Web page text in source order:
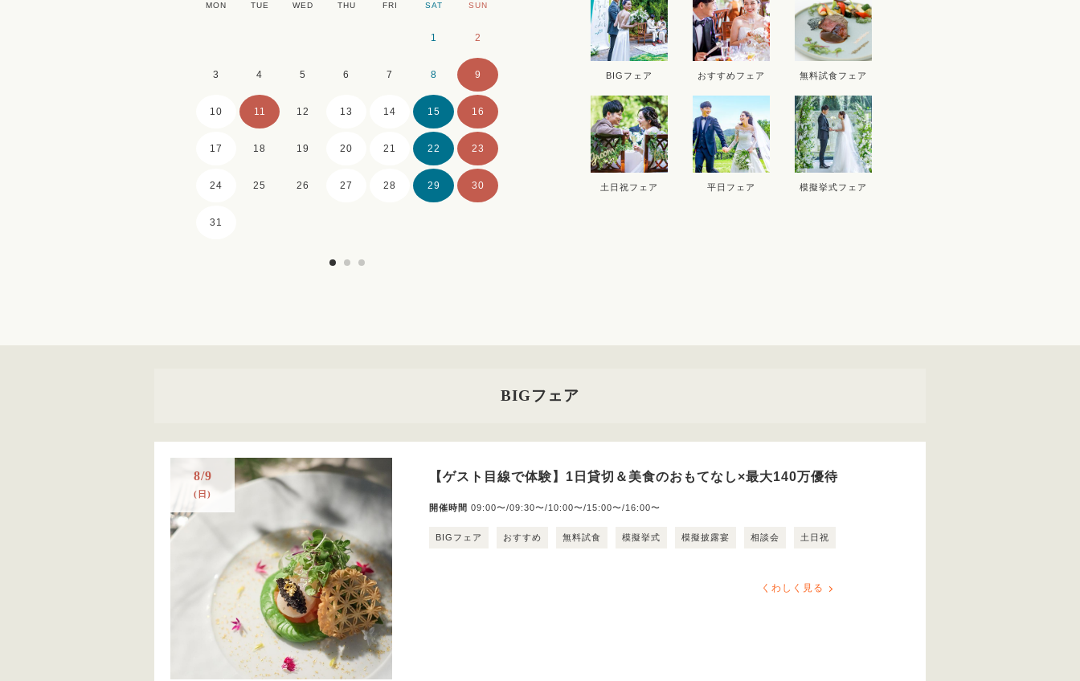
MON TUE WED THU FRI SAT SUN
1 2
3 4 5 6 7 8 9
10 11 12 13 14 15 16
17 18 19 20 21 22 23
24 25 26 27 28 29 30
31
MON TUE WED THU FRI SAT
1 2 3 5
7 9 10 11 12
14 15 16 17 18 19
21 22 23 24 25
28 30
BIGフェア おすすめフェア 無料試食フェア
土日祝フェア 平日フェア 模擬挙式フェア
BIGフェア
8/9
(日)
【ゲスト目線で体験】1日貸切＆美食のおもてなし×最大140万優待
開催時間 09:00〜/09:30〜/10:00〜/15:00〜/16:00〜
BIGフェア おすすめ 無料試食 模擬挙式 模擬披露宴 相談会 土日祝
くわしく見る